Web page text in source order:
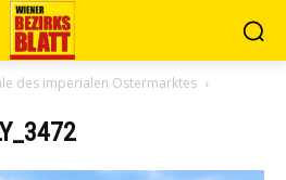
des imperialen Ostermarktes